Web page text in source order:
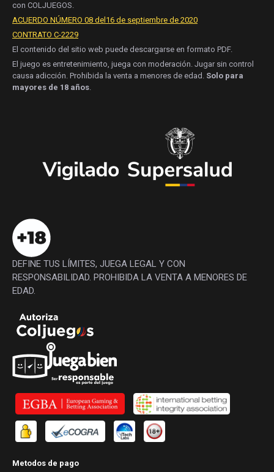
con COLJUEGOS.
ACUERDO NÚMERO 08 del16 de septiembre de 2020
CONTRATO C-2229
El contenido del sitio web puede descargarse en formato PDF.
El juego es entretenimiento, juega con moderación. Jugar sin control
causa adicción. Prohibida la venta a menores de edad. Solo para
mayores de 18 años.
DEFINE TUS LÍMITES, JUEGA LEGAL Y CON
RESPONSABILIDAD. PROHIBIDA LA VENTA A MENORES DE
EDAD.
Metodos de pago